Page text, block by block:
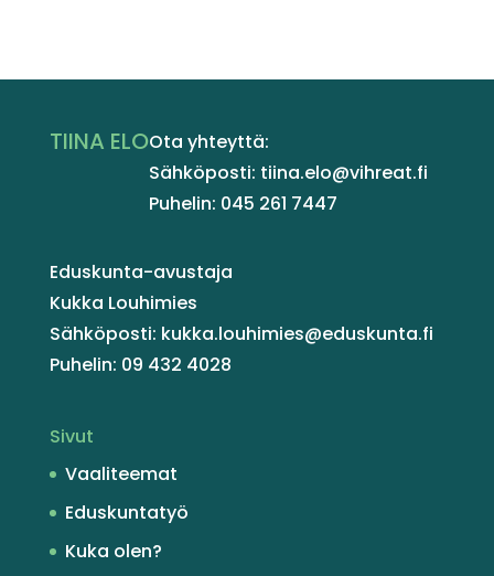
TIINA ELOOta yhteyttä:
Sähköposti: tiina.elo@vihreat.fi
Puhelin: 045 261 7447
Eduskunta-avustaja
Kukka Louhimies
Sähköposti: kukka.louhimies@eduskunta.fi
Puhelin: 09 432 4028
Sivut
Vaaliteemat
Eduskuntatyö
Kuka olen?